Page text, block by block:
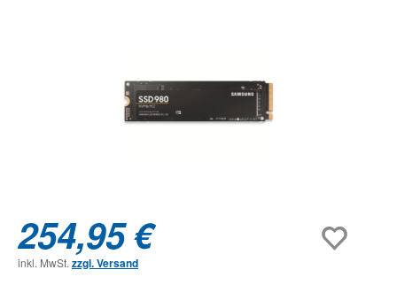
254,95 €
inkl. MwSt. zzgl. Versand